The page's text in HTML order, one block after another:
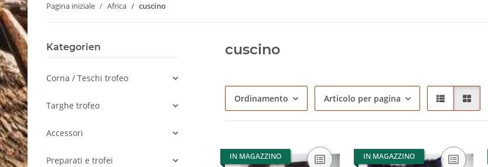
Pagina iniziale Africa cuscino
cuscino
Ordinamento Articolo per pagina
IN MAGAZZINO IN MAGAZZINO
Kategorien
Corna / Teschi trofeo
Targhe trofeo
Accessori
Preparati e trofei